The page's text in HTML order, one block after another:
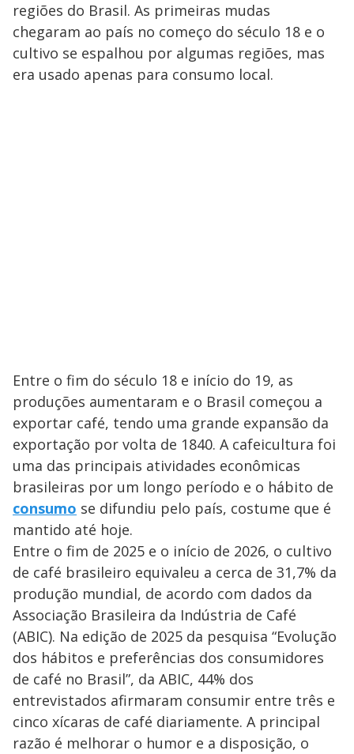
regiões do Brasil. As primeiras mudas
chegaram ao país no começo do século 18 e o
cultivo se espalhou por algumas regiões, mas
era usado apenas para consumo local.
Entre o fim do século 18 e início do 19, as
produções aumentaram e o Brasil começou a
exportar café, tendo uma grande expansão da
exportação por volta de 1840. A cafeicultura foi
uma das principais atividades econômicas
brasileiras por um longo período e o hábito de
consumo se difundiu pelo país, costume que é
mantido até hoje.
Entre o fim de 2025 e o início de 2026, o cultivo
de café brasileiro equivaleu a cerca de 31,7% da
produção mundial, de acordo com dados da
Associação Brasileira da Indústria de Café
(ABIC). Na edição de 2025 da pesquisa “Evolução
dos hábitos e preferências dos consumidores
de café no Brasil”, da ABIC, 44% dos
entrevistados afirmaram consumir entre três e
cinco xícaras de café diariamente. A principal
razão é melhorar o humor e a disposição, o